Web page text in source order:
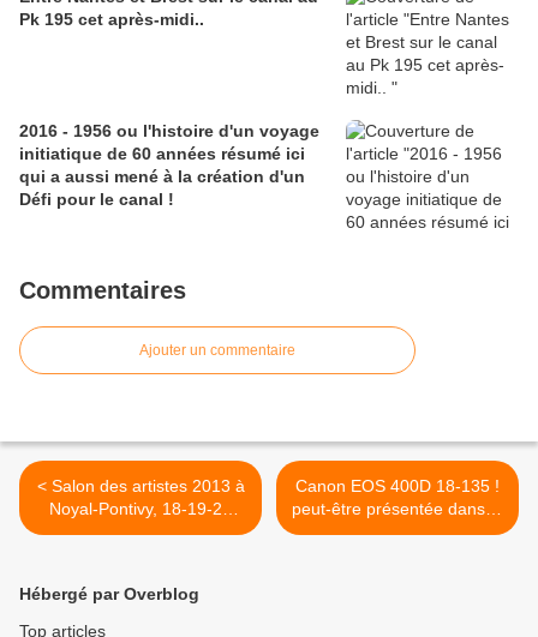
Pk 195 cet après-midi..
2016 - 1956 ou l'histoire d'un voyage
initiatique de 60 années résumé ici
qui a aussi mené à la création d'un
Défi pour le canal !
Commentaires
Ajouter un commentaire
< Salon des artistes 2013 à
Noyal-Pontivy, 18-19-20
octobre 2013 !
Canon EOS 400D 18-135 !
peut-être présentée dans la
prochaine expo, qui pourrait
Hébergé par Overblog
Top articles